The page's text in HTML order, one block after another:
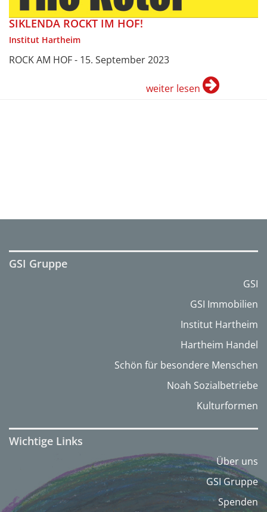
SIKLENDA ROCKT IM HOF!
Institut Hartheim
ROCK AM HOF - 15. September 2023
weiter lesen
GSI Gruppe
GSI
GSI Immobilien
Institut Hartheim
Hartheim Handel
Schön für besondere Menschen
Noah Sozialbetriebe
Kulturformen
Wichtige Links
Über uns
GSI Gruppe
Spenden